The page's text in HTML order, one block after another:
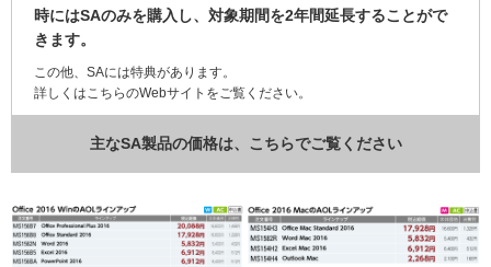
時にはSAのみを購入し、対象期間を2年間延長することがで
きます。
この他、SAには特典があります。
詳しくはこちらのWebサイト をご覧ください。
主なSA製品の価格は、こちらでご覧ください